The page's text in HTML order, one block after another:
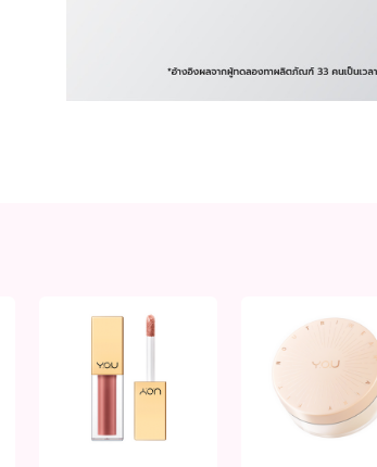
● 4D Centella รวมสารสำคัญจากใบบัวบก 4 ชนิด
เติมความชุ่มชื้น และเสริมปราการผิว
● FDA Registration Number: 10-2-6700037613